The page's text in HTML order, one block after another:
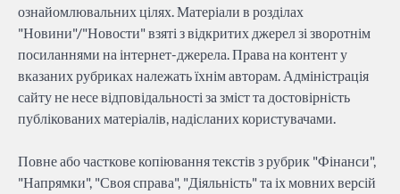
ознайомлювальних цілях. Матеріали в розділах
"Новини"/"Новости" взяті з відкритих джерел зі зворотнім
посиланнями на інтернет-джерела. Права на контент у
вказаних рубриках належать їхнім авторам. Адміністрація
сайту не несе відповідальності за зміст та достовірність
публікованих матеріалів, надісланих користувачами.
Повне або часткове копіювання текстів з рубрик "Фінанси",
"Напрямки", "Своя справа", "Діяльність" та іх мовних версій